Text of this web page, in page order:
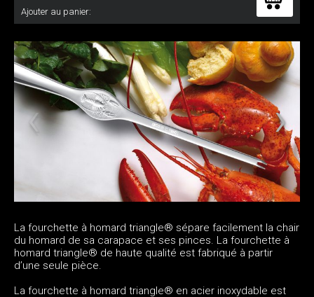
Ajouter au panier:
La fourchette à homard triangle® sépare facilement la chair
du homard de sa carapace et ses pinces. La fourchette à
homard triangle® de haute qualité est fabriqué à partir
d’une seule pièce.
La fourchette à homard triangle® en acier inoxydable est